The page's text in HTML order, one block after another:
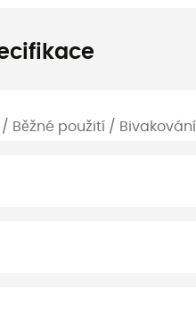
Běžné použití / Bivakování